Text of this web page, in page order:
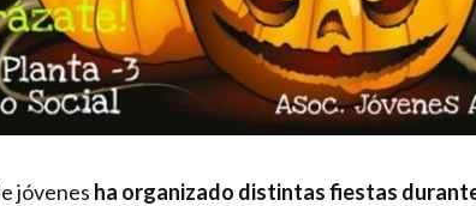
jóvenes ha organizado distintas fiestas